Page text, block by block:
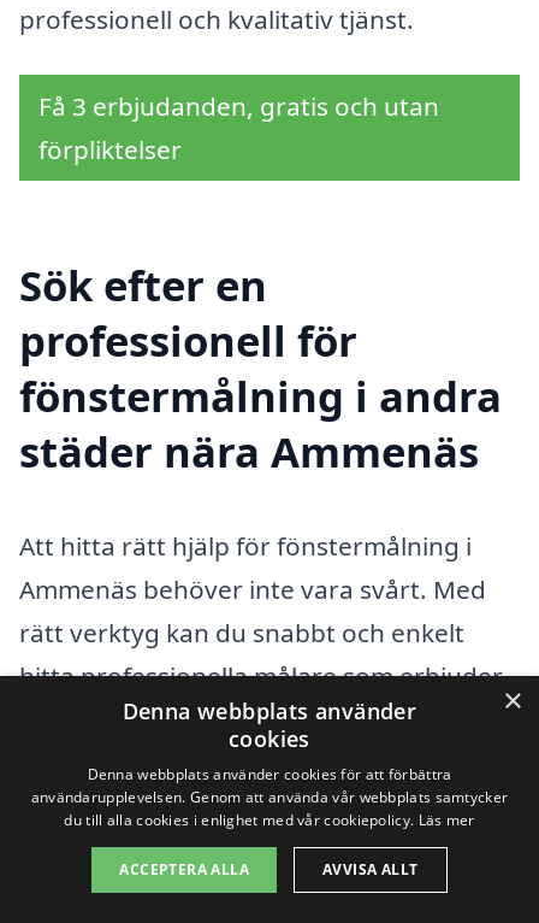
professionell och kvalitativ tjänst.
Få 3 erbjudanden, gratis och utan
förpliktelser
Sök efter en
professionell för
fönstermålning i andra
städer nära Ammenäs
Att hitta rätt hjälp för fönstermålning i
Ammenäs behöver inte vara svårt. Med
rätt verktyg kan du snabbt och enkelt
hitta professionella målare som erbjuder
sina tjänster i ditt närområde. En
plattform som xn--fnstermlning-pris-
frb03a.se är skapad för att underlätta
denna process genom att, på ett smidigt
sätt, låta dig jämföra olika alternativ och
×
Denna webbplats använder
cookies
Denna webbplats använder cookies för att förbättra
användarupplevelsen. Genom att använda vår webbplats samtycker
du till alla cookies i enlighet med vår cookiepolicy. Läs mer
ACCEPTERA ALLA AVVISA ALLT